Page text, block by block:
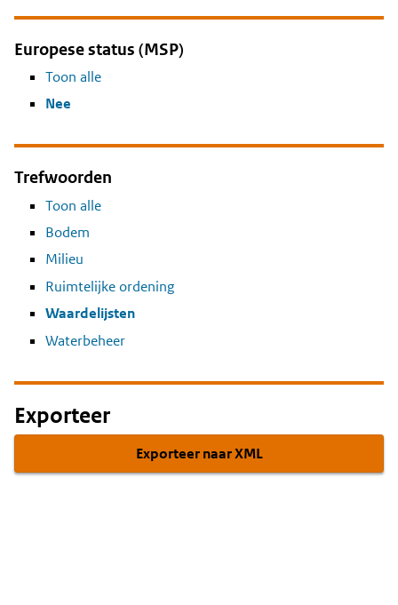
Europese status (MSP)
Toon alle
Nee
Trefwoorden
Toon alle
Bodem
Milieu
Ruimtelijke ordening
Waardelijsten
Waterbeheer
Exporteer
Exporteer naar XML